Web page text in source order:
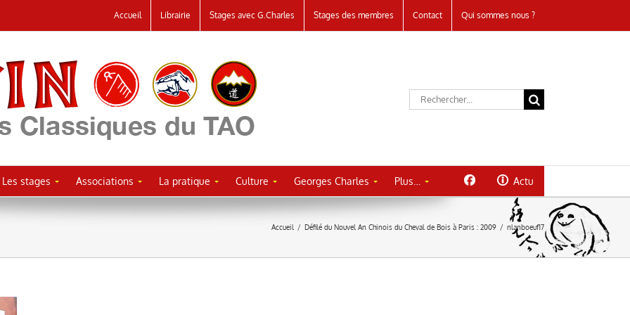
Accueil Librairie Stages avec G.Charles Stages des membres Contact Qui sommes nous ?
Rechercher:
Les stages Associations La pratique Culture Georges Charles Plus… Actu
Accueil / Défilé du Nouvel An Chinois du Cheval de Bois à Paris : 2009 / nlanboeuf17